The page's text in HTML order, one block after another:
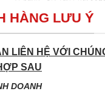
HÀNG LƯU Ý
LIÊN HỆ VỚI
SAU
DOANH